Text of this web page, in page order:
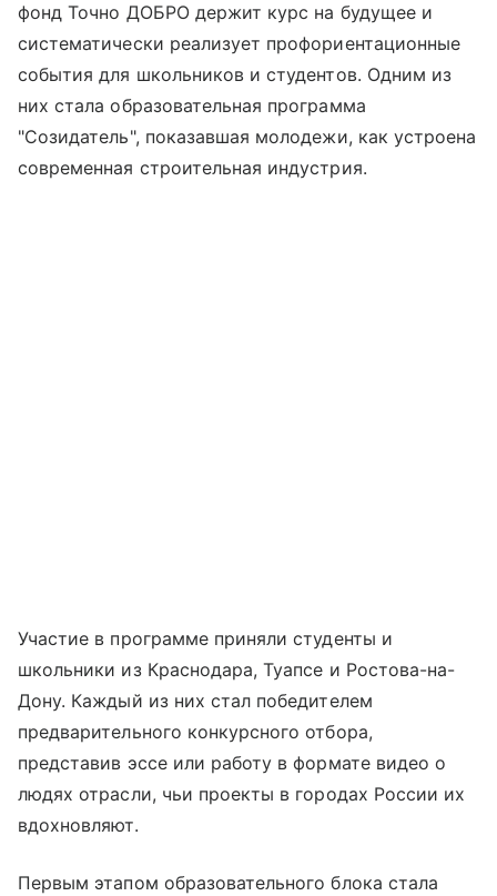
фонд Точно ДОБРО держит курс на будущее и
систематически реализует профориентационные
события для школьников и студентов. Одним из
них стала образовательная программа
"Созидатель", показавшая молодежи, как устроена
современная строительная индустрия.
Участие в программе приняли студенты и
школьники из Краснодара, Туапсе и Ростова-на-
Дону. Каждый из них стал победителем
предварительного конкурсного отбора,
представив эссе или работу в формате видео о
людях отрасли, чьи проекты в городах России их
вдохновляют.
Первым этапом образовательного блока стала